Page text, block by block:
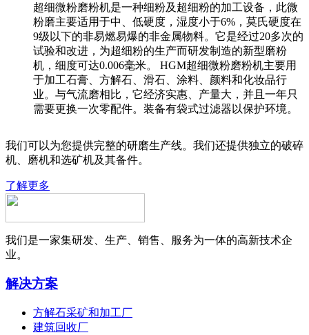
超细微粉磨粉机是一种细粉及超细粉的加工设备，此微
粉磨主要适用于中、低硬度，湿度小于6%，莫氏硬度在
9级以下的非易燃易爆的非金属物料。它是经过20多次的
试验和改进，为超细粉的生产而研发制造的新型磨粉
机，细度可达0.006毫米。 HGM超细微粉磨粉机主要用
于加工石膏、方解石、滑石、涂料、颜料和化妆品行
业。与气流磨相比，它经济实惠、产量大，并且一年只
需要更换一次零配件。装备有袋式过滤器以保护环境。
我们可以为您提供完整的研磨生产线。我们还提供独立的破碎
机、磨机和选矿机及其备件。
了解更多
我们是一家集研发、生产、销售、服务为一体的高新技术企
业。
解决方案
方解石采矿和加工厂
建筑回收厂